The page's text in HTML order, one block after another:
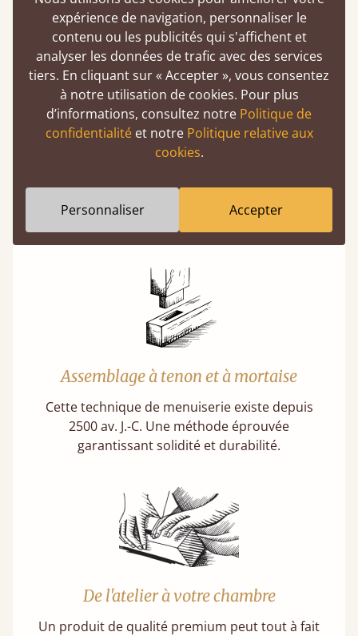
Fabrication artisanale et européenne
Chaque lit est confectionné sur commande
portée à la qualité et à la rapidité de la
livraison. Nous livrons en France en quelques
jours seulement.
Assemblage à tenon et à mortaise
Cette technique de menuiserie existe depuis
2500 av. J.-C. Une méthode éprouvée
garantissant solidité et durabilité.
De l'atelier à votre chambre
Un produit de qualité premium peut tout à fait
expérience de navigation, personnaliser le
contenu ou les publicités qui s'affichent et
analyser les données de trafic avec des services
tiers. En cliquant sur « Accepter », vous consentez
à notre utilisation de cookies. Pour plus
d’informations, consultez notre Politique de
confidentialitéet notre Politique relative aux
cookies.
Personnaliser Accepter